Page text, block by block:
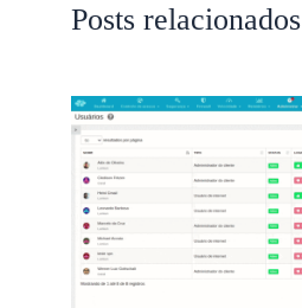
Posts relacionados